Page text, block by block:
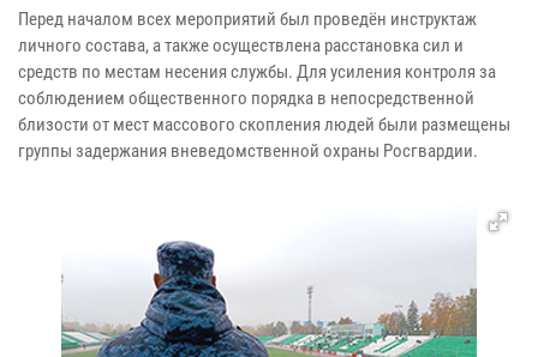
Перед началом всех мероприятий был проведён инструктаж
личного состава, а также осуществлена расстановка сил и
средств по местам несения службы. Для усиления контроля за
соблюдением общественного порядка в непосредственной
близости от мест массового скопления людей были размещены
группы задержания вневедомственной охраны Росгвардии.